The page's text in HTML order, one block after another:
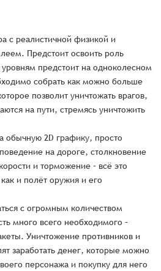
с реалистичной физикой и
Предстоит освоить роль
предстоит на одноколесном
собрать как можно больше
позволит уничтожать врагов,
на пути, стремясь уничтожить
обычную 2D графику, просто
на дороге, столкновение
и торможение – всё это
и полёт оружия и его
с огромным количеством
много всего необходимого –
Уничтожение противников и
заработать денег, которые можно
персонажа и покупку для него